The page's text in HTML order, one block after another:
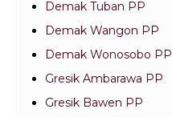
Demak Tuban PP
Demak Wangon PP
Demak Wonosobo PP
Gresik Ambarawa PP
Gresik Bawen PP